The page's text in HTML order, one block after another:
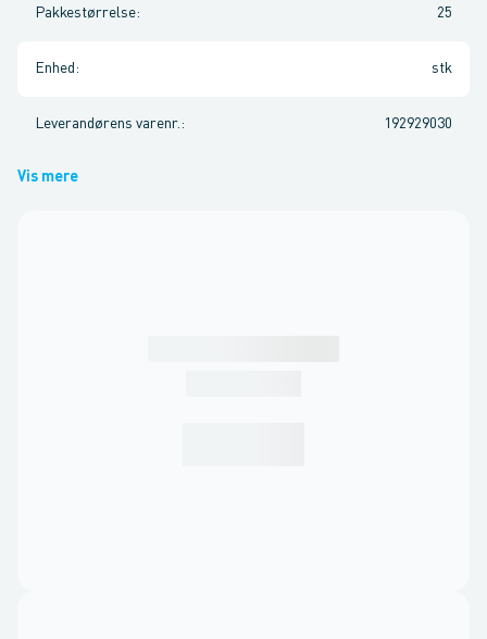
Pakkestørrelse: 25
Enhed : stk
Leverandørens varenr. : 192929030
Vis mere